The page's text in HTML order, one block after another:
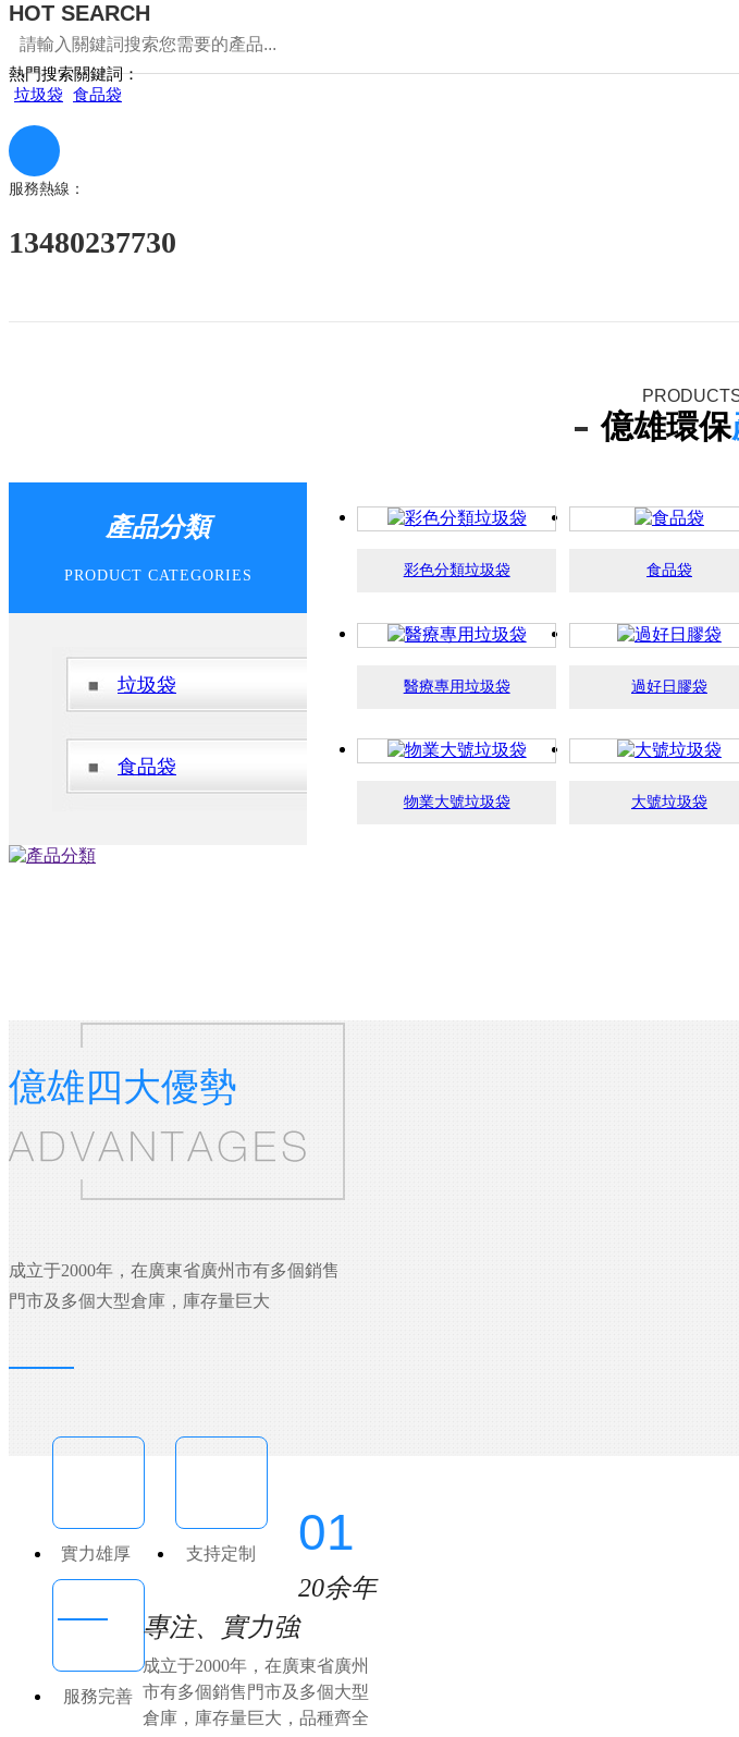
HOT SEARCH
熱門搜索關鍵詞：
垃圾袋
食品袋
服務熱線：
13480237730
億雄環保
產品分類
PRODUCT CATEGORIES
垃圾袋
食品袋
彩色分類垃圾袋 食品袋
查看詳情 >
醫療專用垃圾袋 過好日膠袋
物業大號垃圾袋 大號垃圾袋
億雄四大優勢
成立于2000年，在廣東省廣州市有多個銷售
門市及多個大型倉庫，庫存量巨大
實力雄厚 支持定制
服務完善
01
20余年
專注、實力強
成立于2000年，在廣東省廣州
市有多個銷售門市及多個大型
倉庫，庫存量巨大，品種齊全